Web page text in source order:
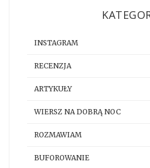
INSTAGRAM
RECENZJA
ARTYKUŁY
WIERSZ NA DOBRĄ NOC
ROZMAWIAM
BUFOROWANIE